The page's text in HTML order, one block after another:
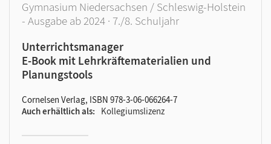
Gymnasium Niedersachsen / Schleswig-Holstein
- Ausgabe ab 2024 · 7./8. Schuljahr
Unterrichtsmanager
E-Book mit Lehrkräftematerialien und
Planungstools
Cornelsen Verlag, ISBN 978-3-06-066264-7
Auch erhältlich als
Kollegiumslizenz